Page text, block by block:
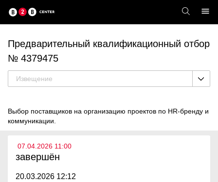
Предварительный квалификационный отбор
№ 4379475
Извещение
Выбор поставщиков на организацию проектов по HR-бренду и
коммуникации.
07.04.2026 11:00
завершён
20.03.2026 12:12